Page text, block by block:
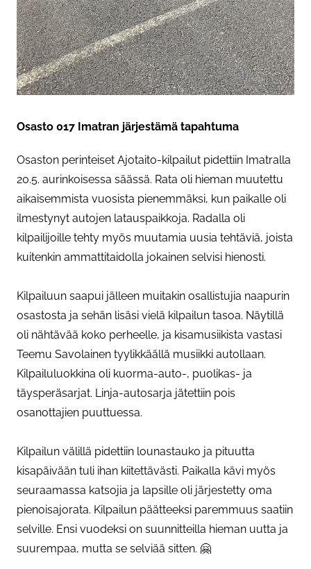
Osasto 017 Imatran järjestämä tapahtuma
Osaston perinteiset Ajotaito-kilpailut pidettiin Imatralla
20.5. aurinkoisessa säässä. Rata oli hieman muutettu
aikaisemmista vuosista pienemmäksi, kun paikalle oli
ilmestynyt autojen latauspaikkoja. Radalla oli
kilpailijoille tehty myös muutamia uusia tehtäviä, joista
kuitenkin ammattitaidolla jokainen selvisi hienosti.
Kilpailuun saapui jälleen muitakin osallistujia naapurin
osastosta ja sehän lisäsi vielä kilpailun tasoa. Näytillä
oli nähtävää koko perheelle, ja kisamusiikista vastasi
Teemu Savolainen tyylikkäällä musiikki autollaan.
Kilpailuluokkina oli kuorma-auto-, puolikas- ja
täysperäsarjat. Linja-autosarja jätettiin pois
osanottajien puuttuessa.
Kilpailun välillä pidettiin lounastauko ja pituutta
kisapäivään tuli ihan kiitettävästi. Paikalla kävi myös
seuraamassa katsojia ja lapsille oli järjestetty oma
pienoisajorata. Kilpailun päätteeksi paremmuus saatiin
selville. Ensi vuodeksi on suunnitteilla hieman uutta ja
suurempaa, mutta se selviää sitten. 🤗